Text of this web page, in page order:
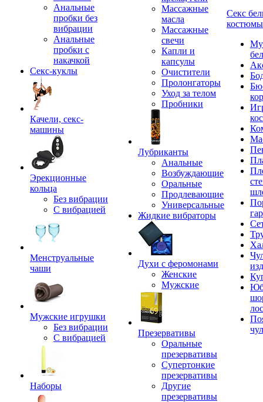
Анальные
пробки без
вибрации
Анальные
пробки с
накачкой
Секс-куклы
Качели, секс-
машины
Эрекционные
кольца
Без вибрации
С вибрацией
Менструальные
чаши
Мужские игрушки
Без вибрации
С вибрацией
Наборы
Массажные
масла
Массажные
свечи
Капли и
капсулы
Очистители
Пролонгаторы
Уход за телом
Пробники
Лубриканты
Анальные
Возбуждающие
Оральные
Продлевающие
Универсальные
Жидкие вибраторы
Духи с феромонами
Женские
Мужские
Презервативы
Оральные
презервативы
Супертонкие
презервативы
Другие
презервативы
Секс
костюмы